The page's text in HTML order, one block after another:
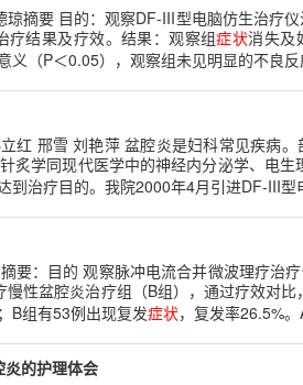
摘要 目的：观察DF-III型电脑仿生治疗
疗结果及疗效。结果：观察组症状消失及
义（P＜0.05），观察组未见明显的不良
红 邢雪 刘艳萍 盆腔炎是妇科常见疾病
学同现代医学中的神经内分泌学、电
到治疗目的。我院2000年4月引进DF-III
要：目的 观察脉冲电流合并微波理疗
性盆腔炎治疗组（B组），通过疗效对
B组有53例出现复发症状，复发率26.5%
的护理体会